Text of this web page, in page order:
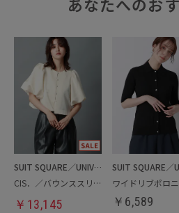
SUIT SQUARE／UNIVERSAL LANGUAGE／WHITE
CIS．／バウンススリーブブラウスジャケット
￥ 13,145
ワイドリブポロ
￥ 6,589